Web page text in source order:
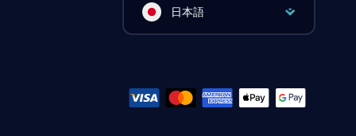
日本語